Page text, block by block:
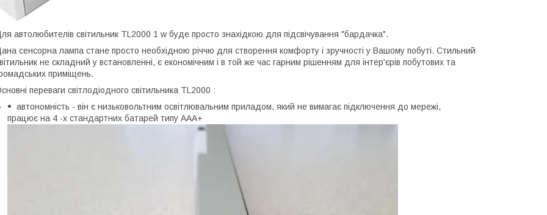
автолюбителів світильник TL2000 1 w буде просто знахідкою для підсвічування "бардачка".
сенсорна лампа стане просто необхідною річчю для створення комфорту і зручності у Вашому побуті. Стильний
не складний у встановленні, є економічним і в той же час гарним рішенням для інтер'єрів побутових та
приміщень.
переваги світлодіодного світильника TL2000 :
автономність - він є низьковольтним освітлювальним приладом, який не вимагає підключення до мережі,
працює на 4 -х стандартних батарей типу ААА+